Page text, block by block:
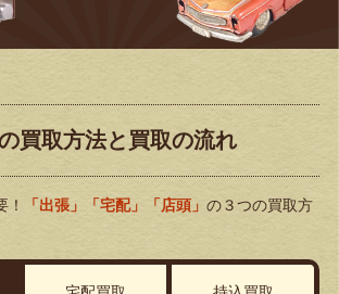
買取方法と買取の流れ
！ 「出張」「宅配」「店頭」 の３つの買取方